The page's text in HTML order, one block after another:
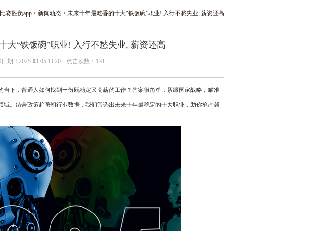
赛胜负app > 新闻动态 > 未来十年最吃香的十大“铁饭碗”职业! 入行不愁失业, 薪资还高
大“铁饭碗”职业! 入行不愁失业, 薪资还高
日期：2025-03-05 10:20 点击次数：178
下，普通人如何找到一份既稳定又高薪的工作？答案很简单：紧跟国家战略，瞄准
。结合政策趋势和行业数据，我们筛选出未来十年最稳定的十大职业，助你抢占就